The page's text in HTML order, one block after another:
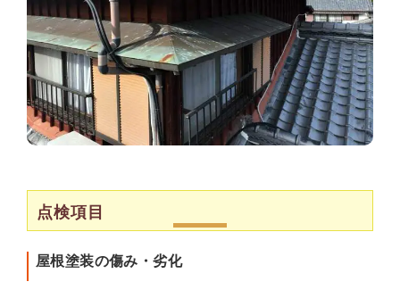
点検項目
屋根塗装の傷み・劣化